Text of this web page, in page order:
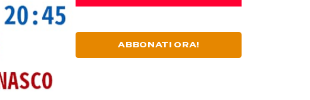
ABBONATI ORA!